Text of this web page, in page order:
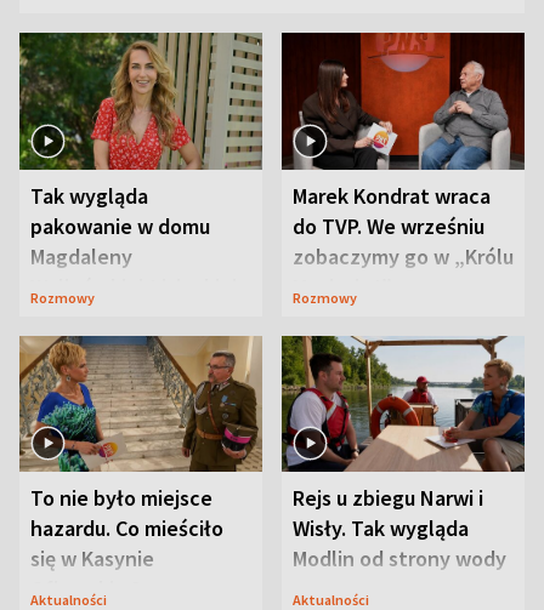
Tak wygląda
pakowanie w domu
Magdaleny
Waligórskiej-Lisieckiej.
Rozmowy
Marek Kondrat wraca
do TVP. We wrześniu
zobaczymy go w „Królu
Maciusiu I”
Rozmowy
To nie było miejsce
hazardu. Co mieściło
się w Kasynie
Oficerskim?
Aktualności
Rejs u zbiegu Narwi i
Wisły. Tak wygląda
Modlin od strony wody
Aktualności